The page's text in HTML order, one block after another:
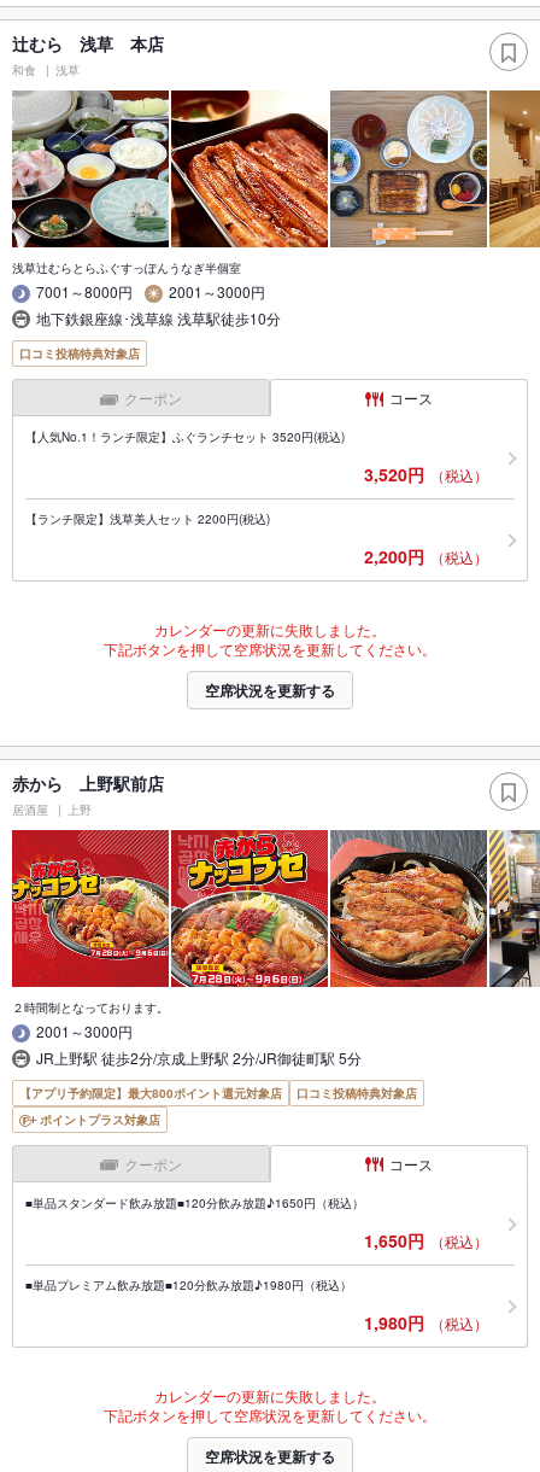
辻むら 浅草 本店
和食 浅草
浅草辻むらとらふぐすっぽんうなぎ半個室
7001～8000円
2001～3000円
地下鉄銀座線･浅草線 浅草駅徒歩10分
口コミ投稿特典対象店
クーポン コース
【人気No.1！ランチ限定】ふぐランチセット 3520円(税込)
3,520円 （税込）
【ランチ限定】浅草美人セット 2200円(税込)
2,200円 （税込）
カレンダーの更新に失敗しました。
下記ボタンを押して空席状況を更新してください。
空席状況を更新する
赤から 上野駅前店
居酒屋 上野
２時間制となっております。
2001～3000円
JR上野駅 徒歩2分/京成上野駅 2分/JR御徒町駅 5分
【アプリ予約限定】最大800ポイント還元対象店
口コミ投稿特典対象店
ポイントプラス対象店
クーポン コース
■単品スタンダード飲み放題■120分飲み放題♪1650円（税込）
1,650円 （税込）
■単品プレミアム飲み放題■120分飲み放題♪1980円（税込）
1,980円 （税込）
カレンダーの更新に失敗しました。
下記ボタンを押して空席状況を更新してください。
空席状況を更新する